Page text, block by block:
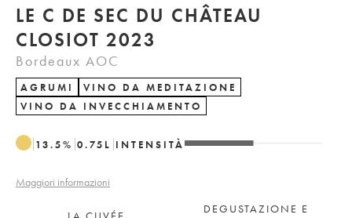
LE C DE SEC DU CHÂTEAU
CLOSIOT 2023
Bordeaux AOC
AGRUMI
VINO DA MEDITAZIONE
VINO DA INVECCHIAMENTO
13.5% 0.75 L INTENSITÀ
Maggiori informazioni
DEGUSTAZIONE E